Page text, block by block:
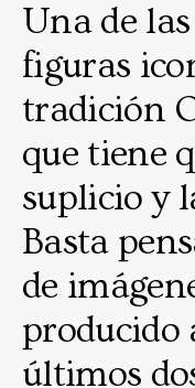
Una de
figuras
tradición
que tiene
suplicio y
Basta
de
producido
últimos